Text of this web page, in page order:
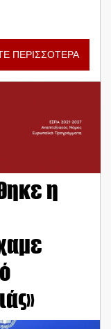
ΠΕΡΙΣΣΟΤΕΡΑ
η